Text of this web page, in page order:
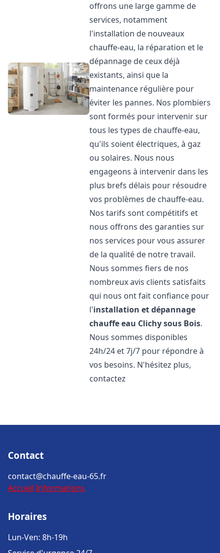
offrons une large gamme de
services, notamment
l'installation de nouveaux
chauffe-eau, la réparation et le
dépannage de ceux déjà
existants, ainsi que la
maintenance régulière pour
éviter les pannes. Nos plombiers
sont formés pour intervenir sur
tous les types de chauffe-eau,
qu'ils soient électriques, à gaz
ou solaires. Nous nous
engageons à intervenir dans les
plus brefs délais pour résoudre
vos problèmes de chauffe-eau.
Nos tarifs sont compétitifs et
nous offrons des garanties sur
nos services pour vous assurer
de la qualité de notre travail.
Nous sommes fiers de nos
nombreux avis clients satisfaits
qui nous ont fait confiance pour
l'installation et dépannage
chauffe eau Clichy sous Bois.
Nous sommes disponibles
24h/24 et 7j/7 pour répondre à
vos besoins. N'hésitez plus,
contactez
Contact
contact@chauffe-eau-65.fr
Accueil Informations
Horaires
Lun-Ven: 8h-19h